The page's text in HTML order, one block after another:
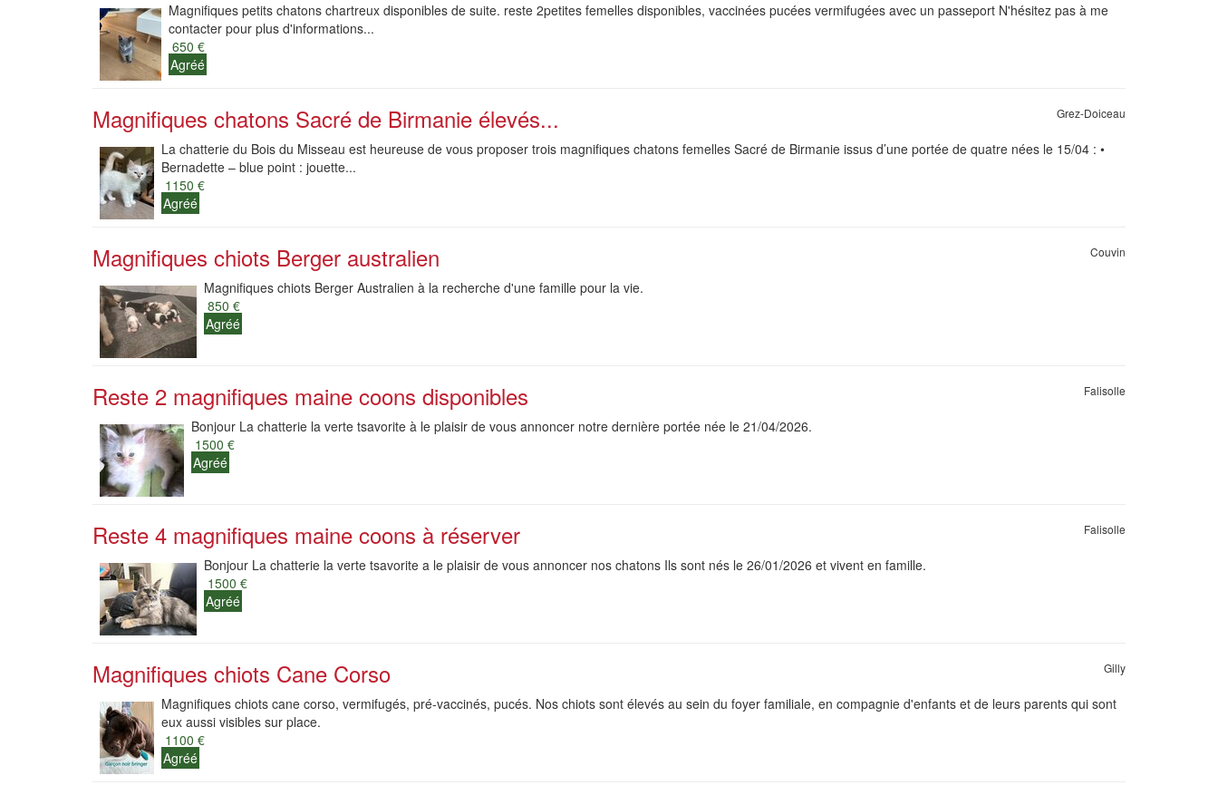
Magnifiques petits chatons chartreux disponibles de suite. reste 2petites femelles disponibles, vaccinées pucées vermifugées avec un passeport N'hésitez pas à me
contacter pour plus d'informations...
650 €
Agréé
Magnifiques chatons Sacré de Birmanie élevés... Grez-Doiceau
La chatterie du Bois du Misseau est heureuse de vous proposer trois magnifiques chatons femelles Sacré de Birmanie issus d’une portée de quatre nées le 15/04 : •
Bernadette – blue point : jouette...
1150 €
Agréé
Magnifiques chiots Berger australien Couvin
Magnifiques chiots Berger Australien à la recherche d'une famille pour la vie.
850 €
Agréé
Reste 2 magnifiques maine coons disponibles Falisolle
Bonjour La chatterie la verte tsavorite à le plaisir de vous annoncer notre dernière portée née le 21/04/2026.
1500 €
Agréé
Reste 4 magnifiques maine coons à réserver Falisolle
Bonjour La chatterie la verte tsavorite a le plaisir de vous annoncer nos chatons Ils sont nés le 26/01/2026 et vivent en famille.
1500 €
Agréé
Magnifiques chiots Cane Corso Gilly
Magnifiques chiots cane corso, vermifugés, pré-vaccinés, pucés. Nos chiots sont élevés au sein du foyer familiale, en compagnie d'enfants et de leurs parents qui sont
eux aussi visibles sur place.
1100 €
Agréé